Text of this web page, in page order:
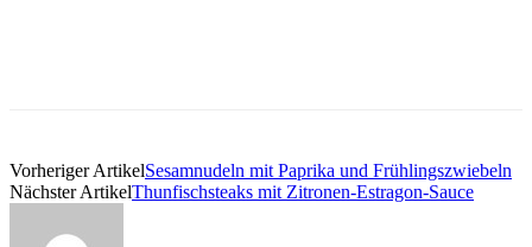
Vorheriger ArtikelSesamnudeln mit Paprika und Frühlingszwiebeln
Nächster ArtikelThunfischsteaks mit Zitronen-Estragon-Sauce